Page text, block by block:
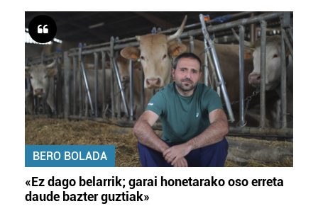
BERO BOLADA
«Ez dago belarrik; garai honetarako oso erreta
daude bazter guztiak»